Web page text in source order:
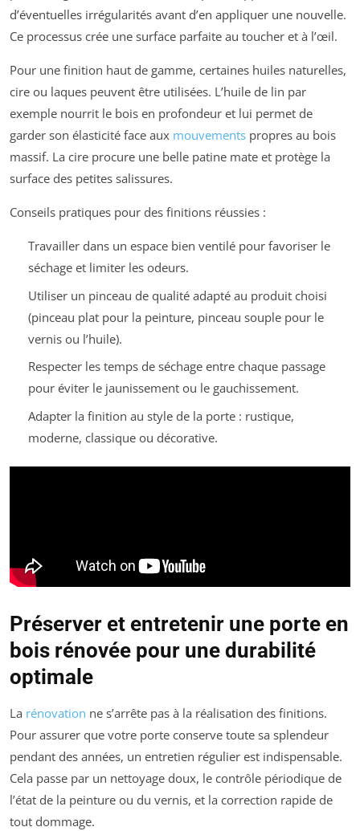
d’éventuelles irrégularités avant d’en appliquer une nouvelle.
Ce processus crée une surface parfaite au toucher et à l’œil.
Pour une finition haut de gamme, certaines huiles naturelles,
cire ou laques peuvent être utilisées. L’huile de lin par
exemple nourrit le bois en profondeur et lui permet de
garder son élasticité face aux mouvements propres au bois
massif. La cire procure une belle patine mate et protège la
surface des petites salissures.
Conseils pratiques pour des finitions réussies :
Travailler dans un espace bien ventilé pour favoriser le
séchage et limiter les odeurs.
Utiliser un pinceau de qualité adapté au produit choisi
(pinceau plat pour la peinture, pinceau souple pour le
vernis ou l’huile).
Respecter les temps de séchage entre chaque passage
pour éviter le jaunissement ou le gauchissement.
Adapter la finition au style de la porte : rustique,
moderne, classique ou décorative.
Préserver et entretenir une porte en
bois rénovée pour une durabilité
optimale
La rénovation ne s’arrête pas à la réalisation des finitions.
Pour assurer que votre porte conserve toute sa splendeur
pendant des années, un entretien régulier est indispensable.
Cela passe par un nettoyage doux, le contrôle périodique de
l’état de la peinture ou du vernis, et la correction rapide de
tout dommage.